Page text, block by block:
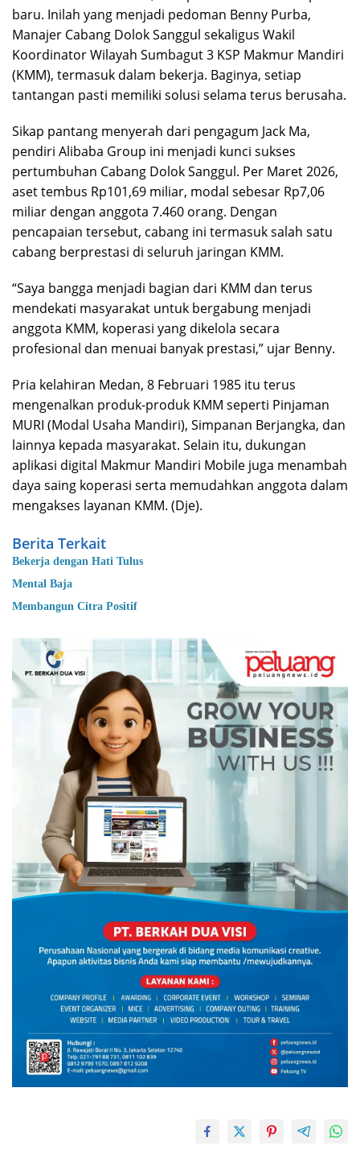
baru. Inilah yang menjadi pedoman Benny Purba,
Manajer Cabang Dolok Sanggul sekaligus Wakil
Koordinator Wilayah Sumbagut 3 KSP Makmur Mandiri
(KMM), termasuk dalam bekerja. Baginya, setiap
tantangan pasti memiliki solusi selama terus berusaha.
Sikap pantang menyerah dari pengagum Jack Ma,
pendiri Alibaba Group ini menjadi kunci sukses
pertumbuhan Cabang Dolok Sanggul. Per Maret 2026,
aset tembus Rp101,69 miliar, modal sebesar Rp7,06
miliar dengan anggota 7.460 orang. Dengan
pencapaian tersebut, cabang ini termasuk salah satu
cabang berprestasi di seluruh jaringan KMM.
“Saya bangga menjadi bagian dari KMM dan terus
mendekati masyarakat untuk bergabung menjadi
anggota KMM, koperasi yang dikelola secara
profesional dan menuai banyak prestasi,” ujar Benny.
Pria kelahiran Medan, 8 Februari 1985 itu terus
mengenalkan produk-produk KMM seperti Pinjaman
MURI (Modal Usaha Mandiri), Simpanan Berjangka, dan
lainnya kepada masyarakat. Selain itu, dukungan
aplikasi digital Makmur Mandiri Mobile juga menambah
daya saing koperasi serta memudahkan anggota dalam
mengakses layanan KMM. (Dje).
Berita Terkait
Bekerja dengan Hati Tulus
Mental Baja
Membangun Citra Positif